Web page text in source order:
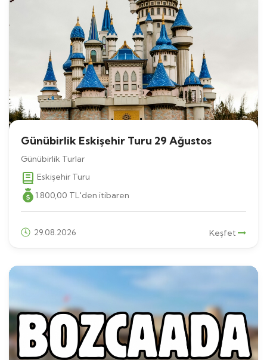
Günübirlik Eskişehir Turu 29 Ağustos
Günübirlik Turlar
Eskişehir Turu
1.800,00 TL'den itibaren
29.08.2026 Keşfet